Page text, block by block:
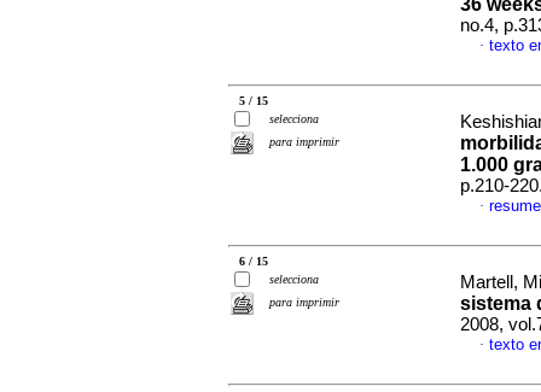
36
no.4,
· texto
5 / 15
selecciona
para imprimir
1.000
p.210-
·
6 / 15
selecciona
para imprimir
Martell,
sistema
2008,
· texto